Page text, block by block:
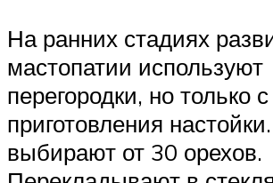
На ранних стадиях
мастопатии используют
перегородки, но только
приготовления
выбирают от 30 орехов.